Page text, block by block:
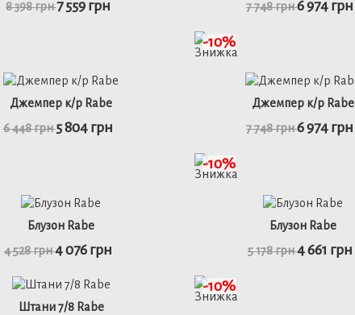
46 48 50 52 46 48 50 52
8 398 грн7 559 грн
48 50
детальніше
7 748 грн6 974 грн
50
Джемпер к/р Rabe
6 448 грн5 804 грн
Джемпер к/р Rabe
7 748 грн6 974 грн
-10%
Блузон Rabe
4 528 грн4 076 грн
Блузон Rabe
5 178 грн4 661 грн
-10%
Штани 7/8 Rabe
-10%